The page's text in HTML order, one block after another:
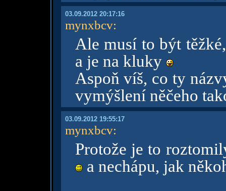
03.09.2012 20:17:16
mynxbcv:
Ale musí to být
a je na kluky
Aspoň víš, co ty
vymýšlení něčeho
03.09.2012 19:55:17
mynxbcv:
Protože je to
a nechápu, jak